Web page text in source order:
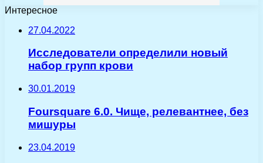
Интересное
27.04.2022
Исследователи определили новый
набор групп крови
30.01.2019
Foursquare 6.0. Чище, релевантнее, без
мишуры
23.04.2019